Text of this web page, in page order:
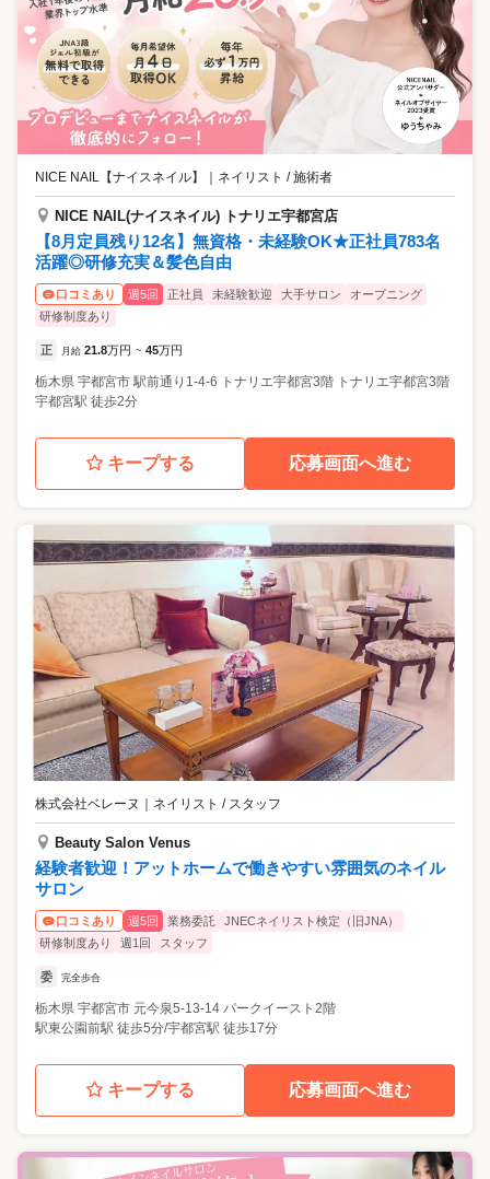
NICE NAIL【ナイスネイル】 ネイリスト / 施術者
NICE NAIL(ナイスネイル) トナリエ宇都宮店
【8月定員残り12名】無資格・未経験OK★正社員783名
活躍◎研修充実＆髪色自由
口コミあり 週5回 正社員 未経験歓迎 大手サロン
オープニング
研修制度あり
正 月給 21.8万円 ~ 45万円
栃木県 宇都宮市 駅前通り1-4-6 トナリエ宇都宮3階 トナリエ宇都宮3階
宇都宮駅 徒歩2分
キープする 応募画面へ進む
株式会社ベレーヌ ネイリスト / スタッフ
Beauty Salon Venus
経験者歓迎！アットホームで働きやすい雰囲気のネイル
サロン
口コミあり 週5回 業務委託
JNECネイリスト検定（旧JNA）
研修制度あり
週1回 スタッフ
委 完全歩合
栃木県 宇都宮市 元今泉5-13-14 パークイースト2階
駅東公園前駅 徒歩5分/宇都宮駅 徒歩17分
キープする 応募画面へ進む